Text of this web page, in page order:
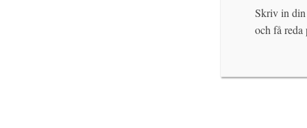
Skriv in din
och få reda